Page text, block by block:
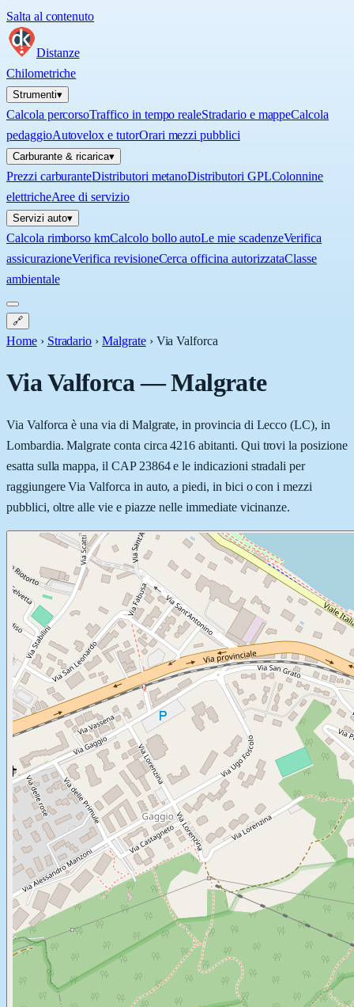
Salta al contenuto
Distanze
Chilometriche
Strumenti▾
Calcola percorsoTraffico in tempo realeStradario e mappeCalcola
pedaggioAutovelox e tutorOrari mezzi pubblici
Carburante & ricarica▾
Prezzi carburanteDistributori metanoDistributori GPLColonnine
elettricheAree di servizio
Servizi auto▾
Calcola rimborso kmCalcolo bollo autoLe mie scadenzeVerifica
assicurazioneVerifica revisioneCerca officina autorizzataClasse
ambientale
🔗
Home › Stradario › Malgrate › Via Valforca
Via Valforca—Malgrate
Via Valforca è una via di Malgrate, in provincia di Lecco (LC), in
Lombardia. Malgrate conta circa 4216 abitanti. Qui trovi la posizione
esatta sulla mappa, il CAP 23864 e le indicazioni stradali per
raggiungere Via Valforca in auto, a piedi, in bici o con i mezzi
pubblici, oltre alle vie e piazze nelle immediate vicinanze.